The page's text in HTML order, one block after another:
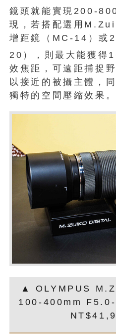
鏡頭就能實現200-
現，若搭配選用
增距鏡（MC-14）或
20），則最大能獲得
效焦距，可遠距捕捉
以接近的被攝主體，
獨特的空間壓縮效果。
▲ OLYMPUS
100-400mm F5.0-